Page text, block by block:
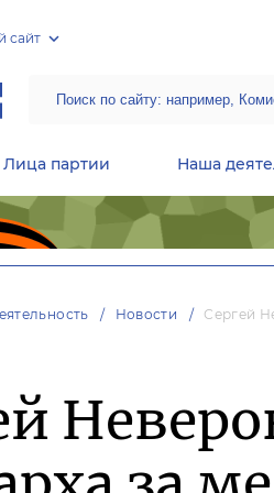
сайт
Лица партии Наша
Новости Сергей